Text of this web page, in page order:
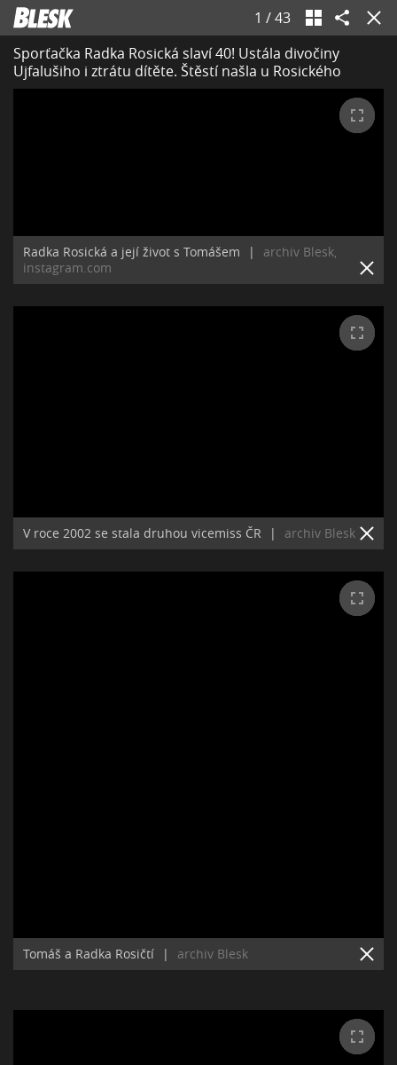
1 /43
Sporťačka Radka Rosická slaví 40! Ustála divočiny
Ujfalušiho i ztrátu dítěte. Štěstí našla u Rosického
Radka Rosická a její život s Tomášem |
archiv Blesk,
instagram.com
V roce 2002 se stala druhou vicemiss ČR | archiv Blesk
Tomáš a Radka Rosičtí | archiv Blesk